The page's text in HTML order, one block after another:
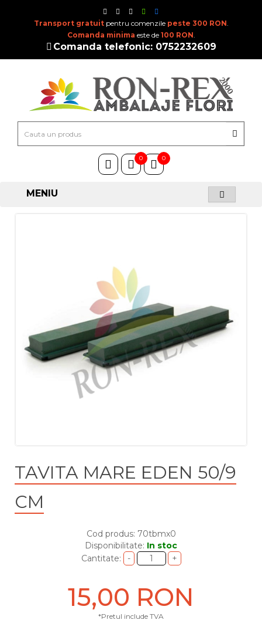
Transport gratuitpentru comenzile peste 300 RON.
Comanda minima este de 100 RON.
Comanda telefonic: 0752232609
0 0
MENIU
TAVITA MARE EDEN 50/9
CM
Cod produs: 70tbmx0
Disponibilitate: In stoc
Cantitate:
15,00 RON
*Pretul include TVA